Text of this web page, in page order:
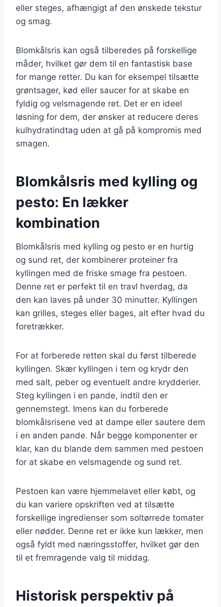
eller steges, afhængigt af den ønskede tekstur
og smag.
Blomkålsris kan også tilberedes på forskellige
måder, hvilket gør dem til en fantastisk base
for mange retter. Du kan for eksempel tilsætte
grøntsager, kød eller saucer for at skabe en
fyldig og velsmagende ret. Det er en ideel
løsning for dem, der ønsker at reducere deres
kulhydratindtag uden at gå på kompromis med
smagen.
Blomkålsris med kylling og
pesto: En lækker
kombination
Blomkålsris med kylling og pesto er en hurtig
og sund ret, der kombinerer proteiner fra
kyllingen med de friske smage fra pestoen.
Denne ret er perfekt til en travl hverdag, da
den kan laves på under 30 minutter. Kyllingen
kan grilles, steges eller bages, alt efter hvad du
foretrækker.
For at forberede retten skal du først tilberede
kyllingen. Skær kyllingen i tern og krydr den
med salt, peber og eventuelt andre krydderier.
Steg kyllingen i en pande, indtil den er
gennemstegt. Imens kan du forberede
blomkålsrisene ved at dampe eller sautere dem
i en anden pande. Når begge komponenter er
klar, kan du blande dem sammen med pestoen
for at skabe en velsmagende og sund ret.
Pestoen kan være hjemmelavet eller købt, og
du kan variere opskriften ved at tilsætte
forskellige ingredienser som soltørrede tomater
eller nødder. Denne ret er ikke kun lækker, men
også fyldt med næringsstoffer, hvilket gør den
til et fremragende valg til middag.
Historisk perspektiv på